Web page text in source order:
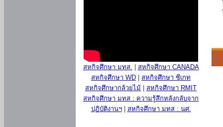
สหกิจศึกษา มทส.
สหกิจศึกษา CANADA
สหกิจศึกษา WD
สหกิจศึกษา ซีเกท
สหกิจศึกษากล้วยไม้
สหกิจศึกษา RMIT
สหกิจศึกษา มทส : ความรู้สึกหลังกลับจาก
ปฏิบัติงานฯ| สหกิจศึกษา มทส : นศ.